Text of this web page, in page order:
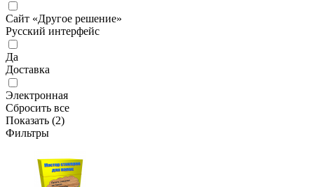
Сайт «Другое решение»
Русский интерфейс
Да
Доставка
Электронная
Сбросить все
Показать (2)
Фильтры